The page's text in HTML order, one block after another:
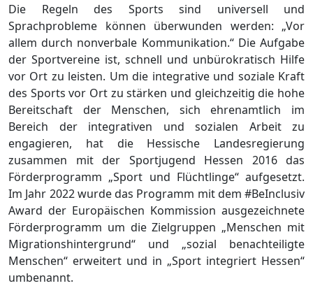
Die Regeln des Sports sind universell und
Sprachprobleme können überwunden werden: „Vor
allem durch nonverbale Kommunikation.“ Die Aufgabe
der Sportvereine ist, schnell und unbürokratisch Hilfe
vor Ort zu leisten. Um die integrative und soziale Kraft
des Sports vor Ort zu stärken und gleichzeitig die hohe
Bereitschaft der Menschen, sich ehrenamtlich im
Bereich der integrativen und sozialen Arbeit zu
engagieren, hat die Hessische Landesregierung
zusammen mit der Sportjugend Hessen 2016 das
Förderprogramm „Sport und Flüchtlinge“ aufgesetzt.
Im Jahr 2022 wurde das Programm mit dem #BeInclusiv
Award der Europäischen Kommission ausgezeichnete
Förderprogramm um die Zielgruppen „Menschen mit
Migrationshintergrund“ und „sozial benachteiligte
Menschen“ erweitert und in „Sport integriert Hessen“
umbenannt.